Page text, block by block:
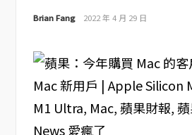
Brian Fang 2022 年 4 月 29 日